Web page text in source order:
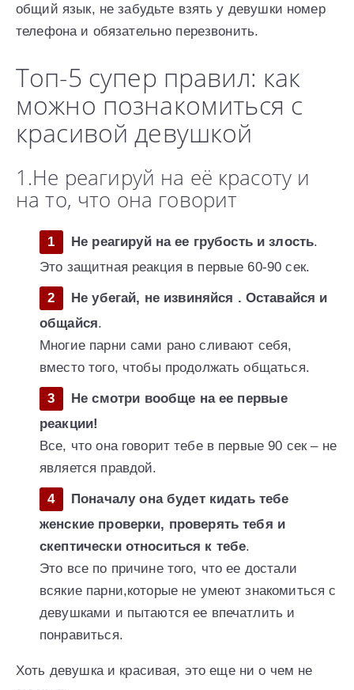
общий язык, не забудьте взять у девушки номер
телефона и обязательно перезвонить.
Топ-5 супер правил: как
можно познакомиться с
красивой девушкой
1.Не реагируй на её красоту и
на то, что она говорит
Не реагируй на ее грубость и злость.
Это защитная реакция в первые 60-90 сек.
Не убегай, не извиняйся . Оставайся и
общайся.
Многие парни сами рано сливают себя,
вместо того, чтобы продолжать общаться.
Не смотри вообще на ее первые
реакции!
Все, что она говорит тебе в первые 90 сек – не
является правдой.
Поначалу она будет кидать тебе
женские проверки, проверять тебя и
скептически относиться к тебе.
Это все по причине того, что ее достали
всякие парни,которые не умеют знакомиться с
девушками и пытаются ее впечатлить и
понравиться.
Хоть девушка и красивая, это еще ни о чем не